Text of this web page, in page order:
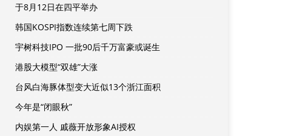
于8月12日在四平举办
韩国KOSPI指数连续第七周下跌
宇树科技IPO 一批90后千万富豪或诞生
港股大模型“双雄”大涨
台风白海豚体型变大近似13个浙江面积
今年是“闭眼秋”
内娱第一人 戚薇开放形象AI授权